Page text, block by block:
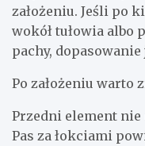
założeniu. Jeśli po
wokół tułowia albo
pachy, dopasowanie
Po założeniu warto
Przedni element nie
Pas za łokciami